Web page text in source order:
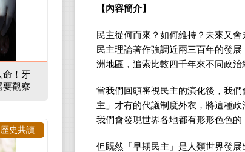
【內容簡介】
民主從何而來？如何維持？未來又
民主理論著作強調近兩三百年的發
洲地區，追索比較四千年來不同政治
當我們回頭審視民主的演化後，我
主」才有的代議制度外衣，將這種
我們會發現世界各地都有形形色色的
但既然「早期民主」是人類世界發
命！牙
要觀察
歷史共讀